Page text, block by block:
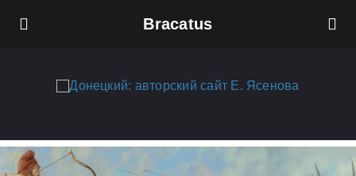
Bracatus